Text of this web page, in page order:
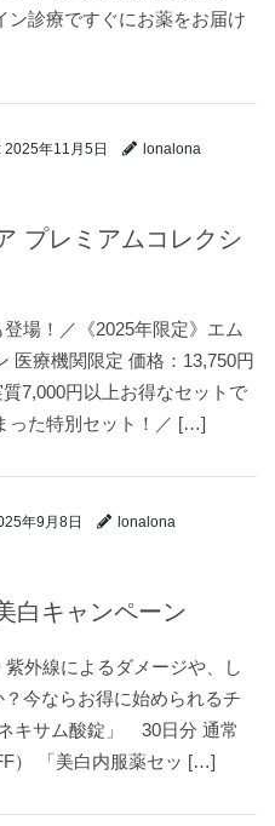
ン診療ですぐにお薬をお届け
2025年11月5日 lonalona
プレミアムコレクシ
場！／《2025年限定》エム
医療機関限定 価格：13,750円
7,000円以上お得なセットで
った特別セット！／ […]
年9月8日 lonalona
白キャンペーン
紫外線によるダメージや、し
今ならお得に始められるチ
キサム酸錠」 30日分 通常
） 「美白内服薬セッ […]